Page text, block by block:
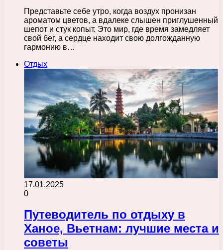
Представьте себе утро, когда воздух пронизан
ароматом цветов, а вдалеке слышен приглушенный
шепот и стук копыт. Это мир, где время замедляет
свой бег, а сердце находит свою долгожданную
гармонию в…
Отдых
17.01.2025
0
Путеводитель по отдыху в
Ханое, Вьетнам: лучшие места и
советы